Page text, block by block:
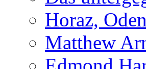
Horaz,
Matthew